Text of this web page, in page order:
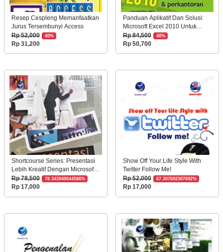
Resep Cespleng Memanfaatkan
Jurus Tersembunyi Access
Rp 52,000
40%
Rp 31,200
Panduan Aplikatif Dan Solusi:
Microsoft Excel 2010 Untuk
Bisnis Dan Perkantoran
Rp 84,500 40%
Rp 50,700
Shortcourse Series: Presentasi
Lebih Kreatif Dengan Microsoft
Power Point 2010
Rp 78,500 78.343949044586%
Rp 17,000
Show Off Your Life Style With
Twitter Follow Me!
Rp 52,000
67.307692307692%
Rp 17,000